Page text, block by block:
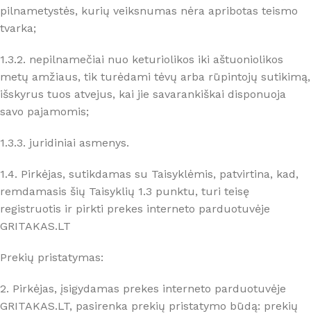
pilnametystės, kurių veiksnumas nėra apribotas teismo
tvarka;
1.3.2. nepilnamečiai nuo keturiolikos iki aštuoniolikos
metų amžiaus, tik turėdami tėvų arba rūpintojų sutikimą,
išskyrus tuos atvejus, kai jie savarankiškai disponuoja
savo pajamomis;
1.3.3. juridiniai asmenys.
1.4. Pirkėjas, sutikdamas su Taisyklėmis, patvirtina, kad,
remdamasis šių Taisyklių 1.3 punktu, turi teisę
registruotis ir pirkti prekes interneto parduotuvėje
GRITAKAS.LT
Prekių pristatymas:
2. Pirkėjas, įsigydamas prekes interneto parduotuvėje
GRITAKAS.LT, pasirenka prekių pristatymo būdą: prekių